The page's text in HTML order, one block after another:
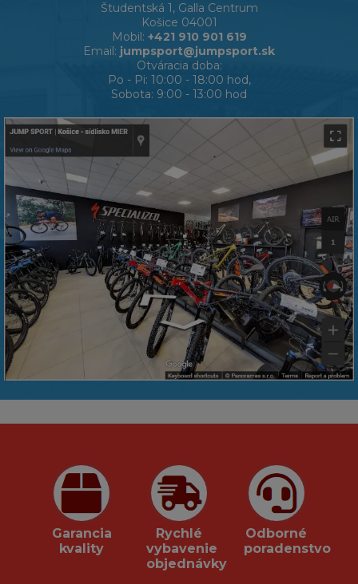
Študentská 1, Galla Centrum
Košice 04001
Mobil: +421 910 901 619
Email: jumpsport@jumpsport.sk
Otváracia doba:
Po - Pi: 10:00 - 18:00 hod,
Sobota: 9:00 - 13:00 hod
Garancia
kvality
Rychlé
vybavenie
objednávky
Odborné
poradenstvo